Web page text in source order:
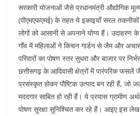
सरकारी योजनाओं जैसे प्रधानमंत्री औद्योगिक
(पीएमएफएमई) के तहत ये इकाइयाँ सरल
लोगों को आसानी से अपनाने योग्य हैं। उदाहरण के
गाँव में महिलाओं ने किचन गार्डन से जैम और
परिवारों का पोषण स्तर सुधरा और बाजार पर
छत्तीसगढ़ के आदिवासी क्षेत्रों में पारंपरिक फसलें
प्रसंस्कृत होकर पौष्टिक उत्पाद बन रही हैं, जो
मददगार साबित हो रही हैं। ये प्रयास ग्रामीण
पोषण सुरक्षा सुनिश्चित कर रहे हैं। आइए इस